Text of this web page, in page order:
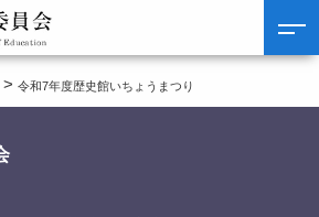
>令和7年度歴史館いちょうまつり